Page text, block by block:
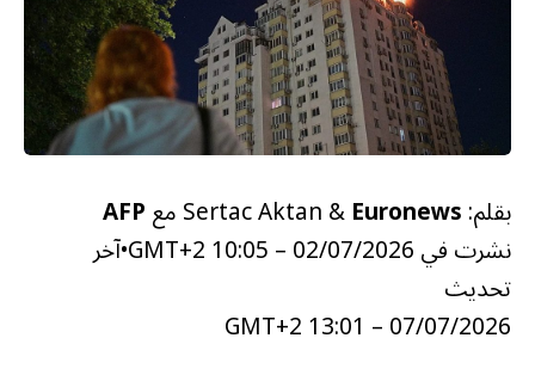
بقلم: Sertac Aktan &Euronews معAFP
نشرت في02/07/2026 – 10:05 GMT+2
•آخر
تحديث
07/07/2026 – 13:01 GMT+2